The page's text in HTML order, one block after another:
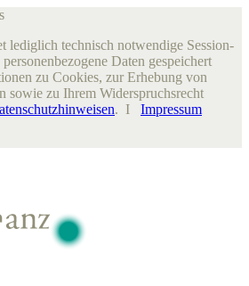
lediglich technisch notwendige Session-
Daten gespeichert
zu Cookies, zur Erhebung von
sowie zu Ihrem Widerspruchsrecht
. I Impressum